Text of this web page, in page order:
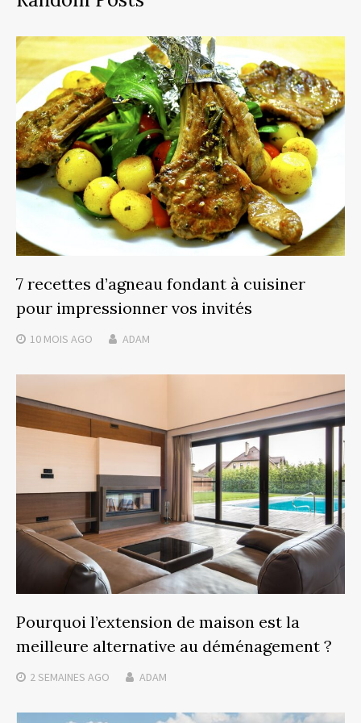
7 recettes d’agneau fondant à cuisiner
pour impressionner vos invités
10 MOIS AGO ADAM
Pourquoi l’extension de maison est la
meilleure alternative au déménagement ?
2 SEMAINES AGO ADAM